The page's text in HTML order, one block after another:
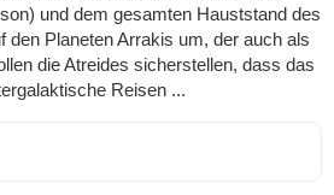
und dem gesamten Hauststand des
den Planeten Arrakis um, der auch als
die Atreides sicherstellen, dass das
Reisen ...